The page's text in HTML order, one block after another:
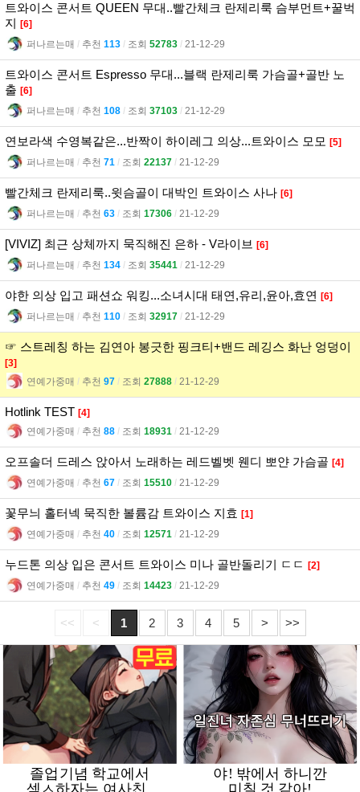
트와이스 콘서트 QUEEN 무대..빨간체크 란제리룩 슴부먼트+꿀벅
지 [6]
퍼나르는매 l 추천 113 l 조회 52783 l 21-12-29
트와이스 콘서트 Espresso 무대...블랙 란제리룩 가슴골+골반 노
출 [6]
퍼나르는매 l 추천 108 l 조회 37103 l 21-12-29
연보라색 수영복같은...반짝이 하이레그 의상...트와이스 모모 [5]
퍼나르는매 l 추천 71 l 조회 22137 l 21-12-29
빨간체크 란제리룩..윗슴골이 대박인 트와이스 사나 [6]
퍼나르는매 l 추천 63 l 조회 17306 l 21-12-29
[VIVIZ] 최근 상체까지 묵직해진 은하 - V라이브 [6]
퍼나르는매 l 추천 134 l 조회 35441 l 21-12-29
야한 의상 입고 패션쇼 워킹...소녀시대 태연,유리,윤아,효연 [6]
퍼나르는매 l 추천 110 l 조회 32917 l 21-12-29
☞ 스트레칭 하는 김연아 봉긋한 핑크티+밴드 레깅스 화난 엉덩이
[3]
연예가중매 l 추천 97 l 조회 27888 l 21-12-29
Hotlink TEST [4]
연예가중매 l 추천 88 l 조회 18931 l 21-12-29
오프솔더 드레스 앉아서 노래하는 레드벨벳 웬디 뽀얀 가슴골 [4]
연예가중매 l 추천 67 l 조회 15510 l 21-12-29
꽃무늬 홀터넥 묵직한 볼륨감 트와이스 지효 [1]
연예가중매 l 추천 40 l 조회 12571 l 21-12-29
누드톤 의상 입은 콘서트 트와이스 미나 골반돌리기 ㄷㄷ
[2]
연예가중매 l 추천 49 l 조회 14423 l 21-12-29
<< < 1 2 3 4 5 > >>